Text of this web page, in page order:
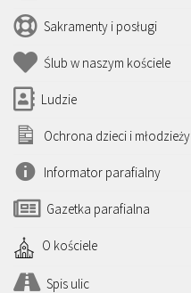
Sakramenty i posługi
Ślub w naszym kościele
Ludzie
Ochrona dzieci i młodzieży
Informator parafialny
Gazetka parafialna
O kościele
Spis ulic